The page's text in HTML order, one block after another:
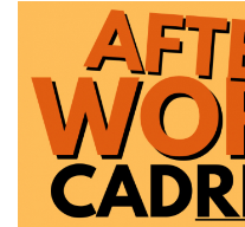
L’OBSERVATOIRE DES CADRES